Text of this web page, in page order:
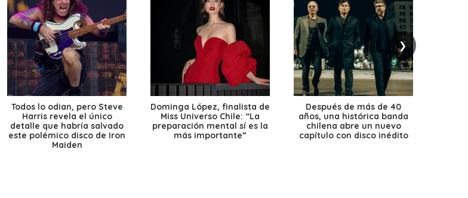
❯
Todos lo odian, pero Steve
Harris revela el único
detalle que habría salvado
este polémico disco de Iron
Maiden
Dominga López, finalista de
Miss Universo Chile: “La
preparación mental sí es la
más importante”
Después de más de 40
años, una histórica banda
chilena abre un nuevo
capítulo con disco inédito